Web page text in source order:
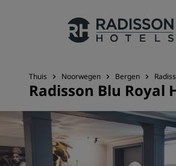
Onze merken
Radisson Hotels Brands
Thuis Noorwegen Bergen
Radisson Blu Royal